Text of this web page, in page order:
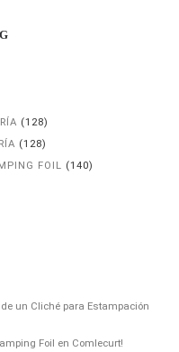
(128)
(128)
FOIL (140)
un Cliché para Estampación
Foil en Comlecurt!